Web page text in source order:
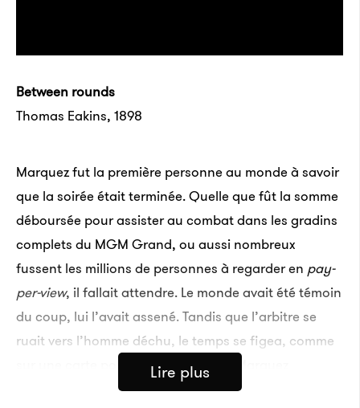
Between rounds
Thomas Eakins, 1898
Marquez fut la première personne au monde à savoir
que la soirée était terminée. Quelle que fût la somme
déboursée pour assister au combat dans les gradins
complets du MGM Grand, ou aussi nombreux
fussent les millions de personnes à regarder en pay-
per-view, il fallait attendre. Le monde avait été témoin
du coup, lui l’avait assené. Tandis que l’arbitre se
ruait vers l’homme déchu, le temps se figea, comme
sur une carte postale, pendant que Marquez
observait Pacquiao de toute sa hauteur, tel un
Lire plus